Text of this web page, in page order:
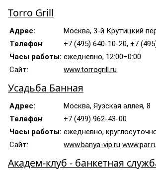
Torro Grill
Адрес:
Москва, 3-й Крутицкий
Телефон:
+7 (495) 640-10-20, +7
Часы работы: ежедневно, 12:00–0:00
Сайт:
www.torrogrill.ru
Усадьба Банная
Адрес:
Москва, Яузская аллея, 8
Телефон:
+7 (499) 962-43-00
Часы работы: ежедневно,
Сайт:
www.banya-vip.ru
Академ-клуб - банкетная